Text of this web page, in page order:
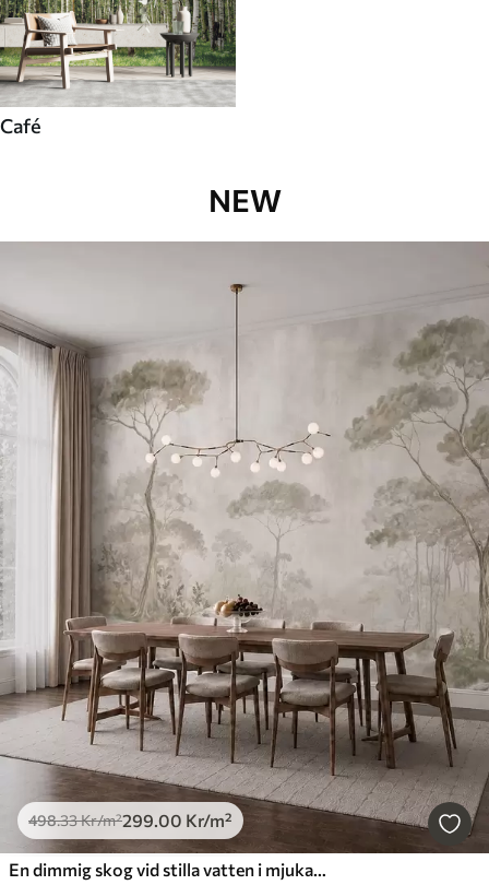
Café
NEW
498.33Kr/m²299.00 Kr/m²
En dimmig skog vid stilla vatten i mjuka, naturliga pastellfärger